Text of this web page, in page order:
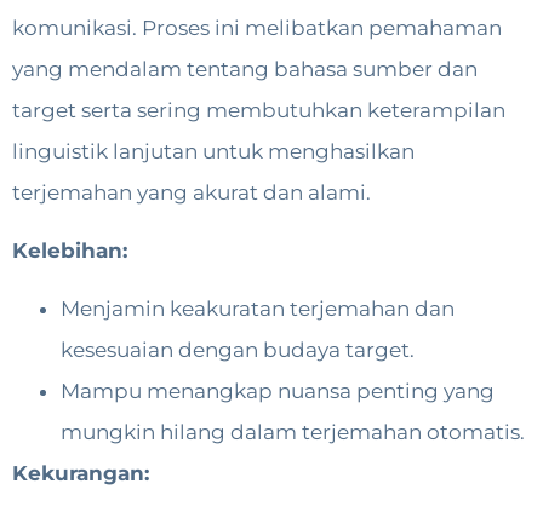
komunikasi. Proses ini melibatkan pemahaman
yang mendalam tentang bahasa sumber dan
target serta sering membutuhkan keterampilan
linguistik lanjutan untuk menghasilkan
terjemahan yang akurat dan alami.
Kelebihan:
Menjamin keakuratan terjemahan dan
kesesuaian dengan budaya target.
Mampu menangkap nuansa penting yang
mungkin hilang dalam terjemahan otomatis.
Kekurangan: